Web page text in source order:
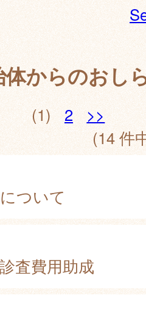
体からのおし
(1) 2
>>
(14 件
ついて
査費用助成